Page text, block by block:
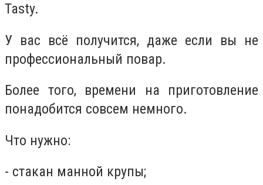
Tasty.
У вас всё получится, даже если вы не
профессиональный повар.
Более того, времени на приготовление
понадобится совсем немного.
Что нужно:
- стакан манной крупы;